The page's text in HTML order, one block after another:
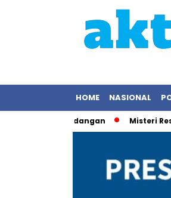
HOME NASIONAL
Pemandangan Misteri